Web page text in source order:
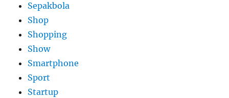
Sepakbola
Shop
Shopping
Show
Smartphone
Sport
Startup